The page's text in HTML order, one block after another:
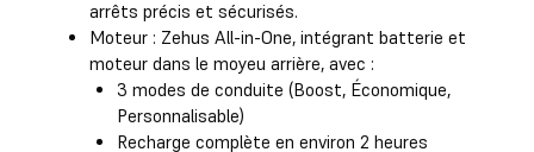
arrêts précis et sécurisés.
Moteur : Zehus All-in-One, intégrant batterie et
moteur dans le moyeu arrière, avec :
3 modes de conduite (Boost, Économique,
Personnalisable)
Recharge complète en environ 2 heures